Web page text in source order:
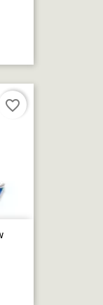
favorite_border